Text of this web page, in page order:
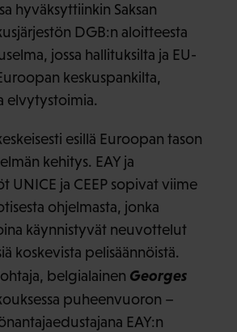
hyväksyttiinkin Saksan
DGB:n aloitteesta
jossa hallituksilta ja EU-
keskuspankilta,
elvytystoimia.
esillä Euroopan tason
kehitys. EAY ja
UNICE ja CEEP sopivat viime
ohjelmasta, jonka
käynnistyvät neuvottelut
koskevista pelisäännöistä.
belgialainen Georges
puheenvuoron –
EAY:n